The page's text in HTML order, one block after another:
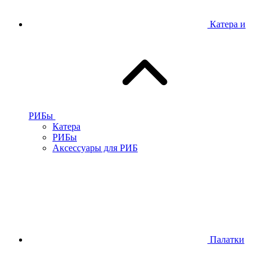
Катера и
РИБы
Катера
РИБы
Аксессуары для РИБ
Палатки